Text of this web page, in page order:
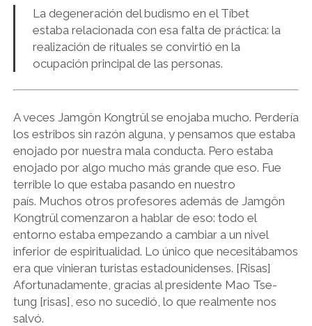
La degeneración del budismo en el Tíbet
estaba relacionada con esa falta de práctica: la
realización de rituales se convirtió en la
ocupación principal de las personas.
A veces Jamgön Kongtrül se enojaba mucho. Perdería
los estribos sin razón alguna, y pensamos que estaba
enojado por nuestra mala conducta. Pero estaba
enojado por algo mucho más grande que eso. Fue
terrible lo que estaba pasando en nuestro
país. Muchos otros profesores además de Jamgön
Kongtrül comenzaron a hablar de eso: todo el
entorno estaba empezando a cambiar a un nivel
inferior de espiritualidad. Lo único que necesitábamos
era que vinieran turistas estadounidenses. [Risas]
Afortunadamente, gracias al presidente Mao Tse-
tung [risas], eso no sucedió, lo que realmente nos
salvó.